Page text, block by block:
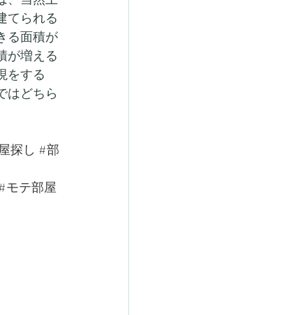
てられる
る面積が
が増える
をする
はどちら
探し #部
モテ部屋